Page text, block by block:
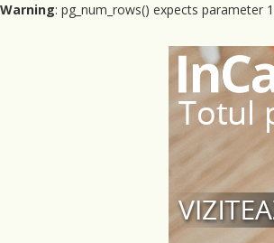
Warning: pg_num_rows() expects parameter